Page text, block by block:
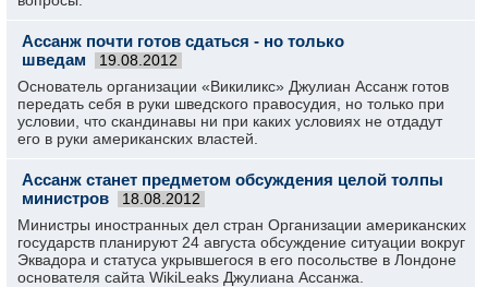
Ассанж почти готов сдаться - но только
шведам
19.08.2012
Основатель организации «Викиликс» Джулиан Ассанж готов
передать себя в руки шведского правосудия, но только при
условии, что скандинавы ни при каких условиях не отдадут
его в руки американских властей.
Ассанж станет предметом обсуждения целой толпы
министров
18.08.2012
Министры иностранных дел стран Организации американских
государств планируют 24 августа обсуждение ситуации вокруг
Эквадора и статуса укрывшегося в его посольстве в Лондоне
основателя сайта WikiLeaks Джулиана Ассанжа.